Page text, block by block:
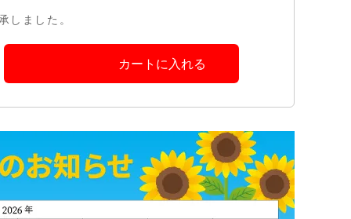
しました。
カートに入れる